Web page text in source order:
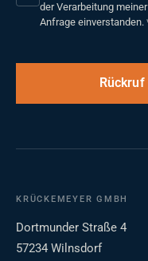
der Verarbeitung
Anfrage einverstanden.
KRÜCKEMEYER GMBH
Dortmunder Straße 4
57234 Wilnsdorf